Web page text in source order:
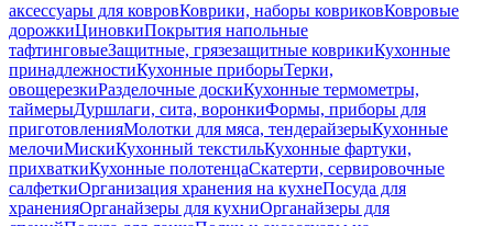
аксессуары для ковровКоврики, наборы ковриковКовровые
дорожкиЦиновкиПокрытия напольные
тафтинговыеЗащитные, грязезащитные коврикиКухонные
принадлежностиКухонные приборыТерки,
овощерезкиРазделочные доскиКухонные термометры,
таймерыДуршлаги, сита, воронкиФормы, приборы для
приготовленияМолотки для мяса, тендерайзерыКухонные
мелочиМискиКухонный текстильКухонные фартуки,
прихваткиКухонные полотенцаСкатерти, сервировочные
салфеткиОрганизация хранения на кухнеПосуда для
храненияОрганайзеры для кухниОрганайзеры для